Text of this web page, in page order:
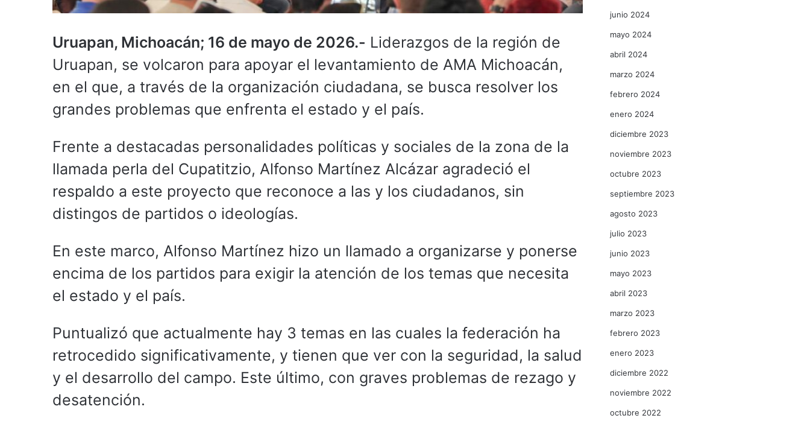
Uruapan, Michoacán; 16 de mayo de 2026.- Liderazgos de la región de
Uruapan, se volcaron para apoyar el levantamiento de AMA Michoacán,
en el que, a través de la organización ciudadana, se busca resolver los
grandes problemas que enfrenta el estado y el país.
Frente a destacadas personalidades políticas y sociales de la zona de la
llamada perla del Cupatitzio, Alfonso Martínez Alcázar agradeció el
respaldo a este proyecto que reconoce a las y los ciudadanos, sin
distingos de partidos o ideologías.
En este marco, Alfonso Martínez hizo un llamado a organizarse y ponerse
encima de los partidos para exigir la atención de los temas que necesita
el estado y el país.
Puntualizó que actualmente hay 3 temas en las cuales la federación ha
retrocedido significativamente, y tienen que ver con la seguridad, la salud
y el desarrollo del campo. Este último, con graves problemas de rezago y
desatención.
junio 2024
mayo 2024
abril 2024
marzo 2024
febrero 2024
enero 2024
diciembre 2023
noviembre 2023
octubre 2023
septiembre 2023
agosto 2023
julio 2023
junio 2023
mayo 2023
abril 2023
marzo 2023
febrero 2023
enero 2023
diciembre 2022
noviembre 2022
octubre 2022